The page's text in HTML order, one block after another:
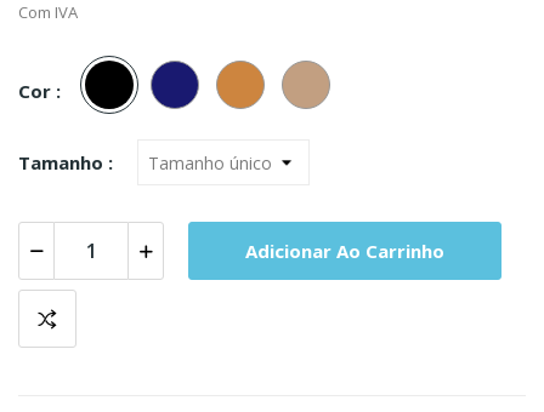
Com IVA
Cor :
Preto Marinho Gazelle
Tamanho :
Adicionar Ao Carrinho